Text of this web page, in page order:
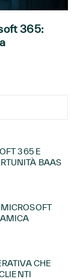
365:
365 E
BAAS
CHE